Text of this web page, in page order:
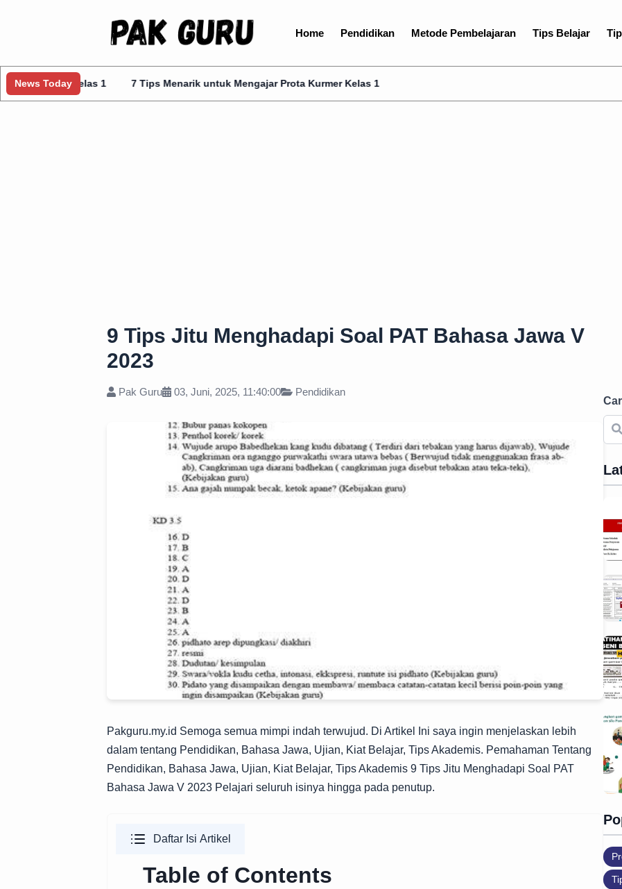
Home Pendidikan Metode Pembelajaran Tips Belajar
News Today
Kelas 1 7 Tips Menarik untuk Mengajar Prota Kurmer Kelas 1
9 Tips Jitu Menghadapi Soal PAT Bahasa Jawa V
2023
Pak Guru 03, Juni, 2025, 11:40:00 Pendidikan
Pakguru.my.id Semoga semua mimpi indah terwujud. Di Artikel Ini saya ingin menjelaskan lebih
dalam tentang Pendidikan, Bahasa Jawa, Ujian, Kiat Belajar, Tips Akademis. Pemahaman Tentang
Pendidikan, Bahasa Jawa, Ujian, Kiat Belajar, Tips Akademis 9 Tips Jitu Menghadapi Soal PAT
Bahasa Jawa V 2023 Pelajari seluruh isinya hingga pada penutup.
Daftar Isi Artikel
Table of Contents